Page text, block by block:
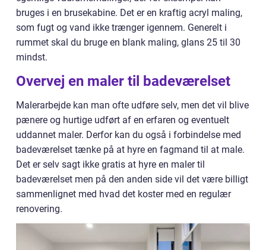
bruges i en brusekabine. Det er en kraftig acryl maling,
som fugt og vand ikke trænger igennem. Generelt i
rummet skal du bruge en blank maling, glans 25 til 30
mindst.
Overvej en maler til badeværelset
Malerarbejde kan man ofte udføre selv, men det vil blive
pænere og hurtige udført af en erfaren og eventuelt
uddannet maler. Derfor kan du også i forbindelse med
badeværelset tænke på at hyre en fagmand til at male.
Det er selv sagt ikke gratis at hyre en maler til
badeværelset men på den anden side vil det være billigt
sammenlignet med hvad det koster med en regulær
renovering.